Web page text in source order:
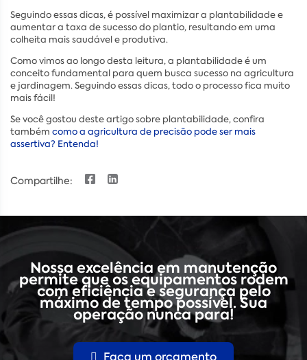
Seguindo essas dicas, é possível maximizar a plantabilidade e
aumentar a taxa de sucesso do plantio, resultando em uma
colheita mais saudável e produtiva.
Como vimos ao longo desta leitura, a plantabilidade é um
conceito fundamental para quem busca sucesso na agricultura
e jardinagem. Seguindo essas dicas, todo o processo fica muito
mais fácil!
Se você gostou deste artigo sobre plantabilidade, confira
também como a agricultura de precisão pode ser mais
assertiva? Entenda!
Compartilhe:
Nossa excelência em manutenção
permite que os equipamentos rodem
com eficiência e segurança pelo
máximo de tempo possível. Sua
operação nunca para!
Faça um orçamento